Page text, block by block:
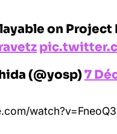
on
(@yosp)7